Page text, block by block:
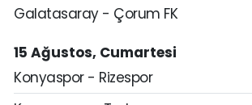
Galatasaray - Çorum FK
15 Ağustos, Cumartesi
Konyaspor - Rizespor